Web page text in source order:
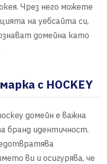
Чрез него можете
на уебсайта си,
домейна като
с HOCKEY
домейн е важна
бранд идентичност.
ви и осигурява, че